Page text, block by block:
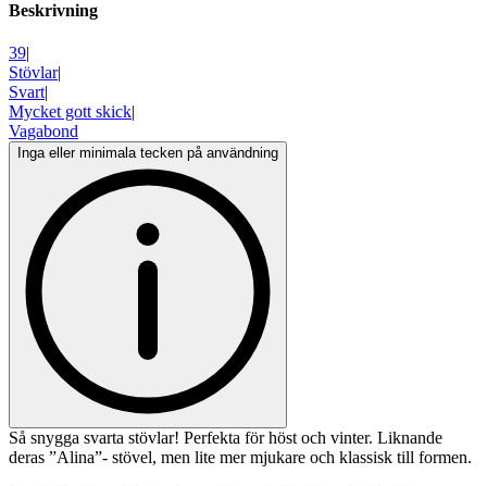
Beskrivning
39|
Stövlar|
Svart|
Mycket gott skick|
Vagabond
Inga eller minimala tecken på användning
Så snygga svarta stövlar! Perfekta för höst och vinter. Liknande
deras ”Alina”- stövel, men lite mer mjukare och klassisk till formen.